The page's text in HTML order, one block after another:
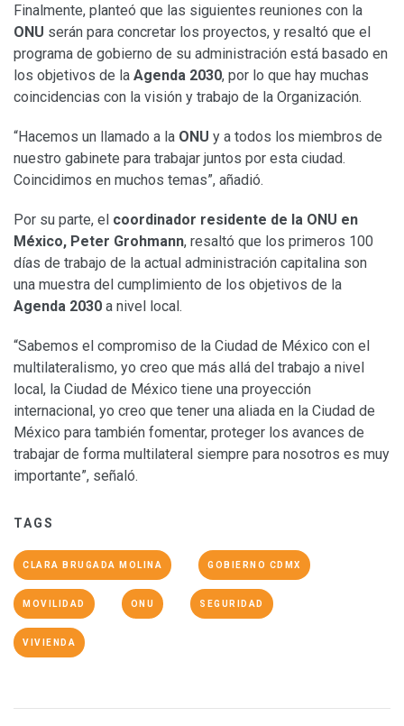
Finalmente, planteó que las siguientes reuniones con la
ONU serán para concretar los proyectos, y resaltó que el
programa de gobierno de su administración está basado en
los objetivos de la Agenda 2030, por lo que hay muchas
coincidencias con la visión y trabajo de la Organización.
“Hacemos un llamado a la ONU y a todos los miembros de
nuestro gabinete para trabajar juntos por esta ciudad.
Coincidimos en muchos temas”, añadió.
Por su parte, el coordinador residente de la ONU en
México, Peter Grohmann, resaltó que los primeros 100
días de trabajo de la actual administración capitalina son
una muestra del cumplimiento de los objetivos de la
Agenda 2030 a nivel local.
“Sabemos el compromiso de la Ciudad de México con el
multilateralismo, yo creo que más allá del trabajo a nivel
local, la Ciudad de México tiene una proyección
internacional, yo creo que tener una aliada en la Ciudad de
México para también fomentar, proteger los avances de
trabajar de forma multilateral siempre para nosotros es muy
importante”, señaló.
TAGS
CLARA BRUGADA MOLINA GOBIERNO CDMX
MOVILIDAD ONU SEGURIDAD
VIVIENDA